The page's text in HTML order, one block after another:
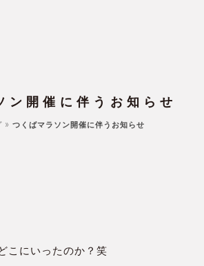
ン開催に伴うお知らせ
つくばマラソン開催に伴うお知らせ
こにいったのか？笑